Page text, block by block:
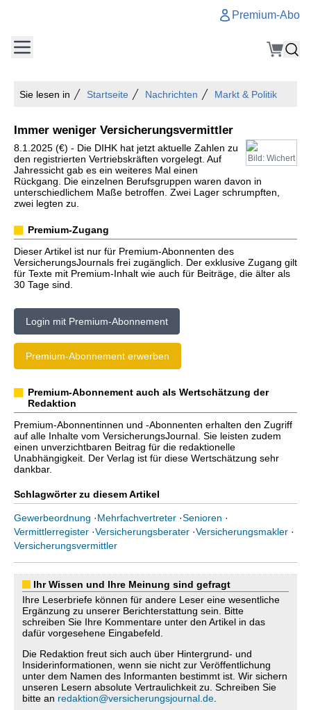
Premium-Abo
Sie lesen in Startseite Nachrichten Markt & Politik
Immer weniger Versicherungsvermittler
Bild: Wichert
8.1.2025 (€) - Die DIHK hat jetzt aktuelle Zahlen zu
den registrierten Vertriebskräften vorgelegt. Auf
Jahressicht gab es ein weiteres Mal einen
Rückgang. Die einzelnen Berufsgruppen waren davon in
unterschiedlichem Maße betroffen. Zwei Lager schrumpften,
zwei legten zu.
Premium-Zugang
Dieser Artikel ist nur für Premium-Abonnenten des
VersicherungsJournals frei zugänglich. Der exklusive Zugang gilt
für Texte mit Premium-Inhalt wie auch für Beiträge, die älter als
30 Tage sind.
Login mit Premium-Abonnement
Premium-Abonnement erwerben
Premium-Abonnement auch als Wertschätzung der
Redaktion
Premium-Abonnentinnen und -Abonnenten erhalten den Zugriff
auf alle Inhalte vom VersicherungsJournal. Sie leisten zudem
einen unverzichtbaren Beitrag für die redaktionelle
Unabhängigkeit. Der Verlag ist für diese Wertschätzung sehr
dankbar.
Schlagwörter zu diesem Artikel
Gewerbeordnung ·Mehrfachvertreter ·Senioren ·
Vermittlerregister ·Versicherungsberater ·Versicherungsmakler ·
Versicherungsvermittler
Ihr Wissen und Ihre Meinung sind gefragt
Ihre Leserbriefe können für andere Leser eine wesentliche
Ergänzung zu unserer Berichterstattung sein. Bitte
schreiben Sie Ihre Kommentare unter den Artikel in das
dafür vorgesehene Eingabefeld.
Die Redaktion freut sich auch über Hintergrund- und
Insiderinformationen, wenn sie nicht zur Veröffentlichung
unter dem Namen des Informanten bestimmt ist. Wir sichern
unseren Lesern absolute Vertraulichkeit zu. Schreiben Sie
bitte an redaktion@versicherungsjournal.de